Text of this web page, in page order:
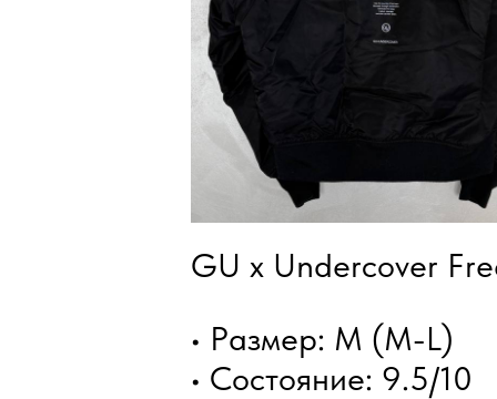
GU x Undercover
• Размер: M (M-L)
• Состояние: 9.5/10